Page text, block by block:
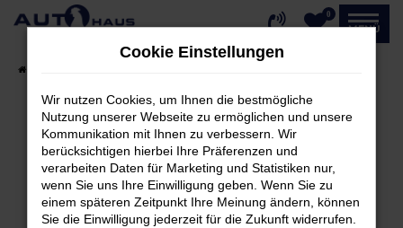
Zum
0
MENÜ
Fehler: Network Error
Beim Laden ist ein Fehler aufgetreten.
Hier sind ein paar Tipps, die dir helfen können:
Cookie Einstellungen
Wir nutzen Cookies, um Ihnen die bestmögliche
Nutzung unserer Webseite zu ermöglichen und unsere
Kommunikation mit Ihnen zu verbessern. Wir
berücksichtigen hierbei Ihre Präferenzen und
verarbeiten Daten für Marketing und Statistiken nur,
wenn Sie uns Ihre Einwilligung geben. Wenn Sie zu
einem späteren Zeitpunkt Ihre Meinung ändern, können
Sie die Einwilligung jederzeit für die Zukunft widerrufen.